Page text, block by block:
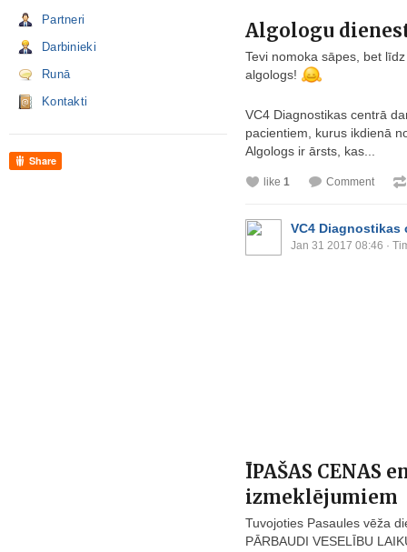
Partneri
Darbinieki
Runā
Kontakti
Share
Algologu
Tevi nomoka sāpes, bet
algologs!
VC4 Diagnostikas centrā
pacientiem, kurus ikdienā
Algologs ir ārsts, kas...
like 1 Comment
VC4 Diagnostikas
Jan 31 2017 08:46 ·
ĪPAŠAS CENAS
izmeklējumiem
Tuvojoties Pasaules vēža
PĀRBAUDI VESELĪBU